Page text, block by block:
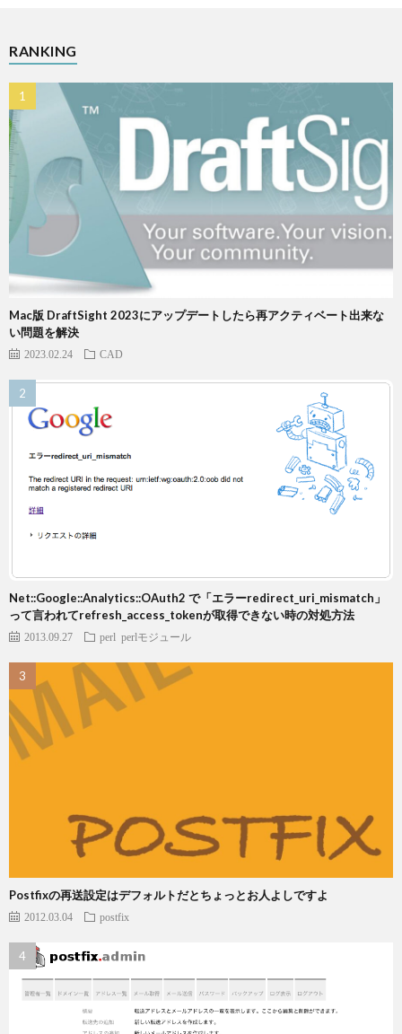
RANKING
Mac版 DraftSight 2023にアップデートしたら再アクティベート出来な
い問題を解決
2023.02.24 CAD
Net::Google::Analytics::OAuth2 で「エラーredirect_uri_mismatch」
って言われてrefresh_access_tokenが取得できない時の対処方法
2013.09.27 perl perlモジュール
Postfixの再送設定はデフォルトだとちょっとお人よしですよ
2012.03.04 postfix